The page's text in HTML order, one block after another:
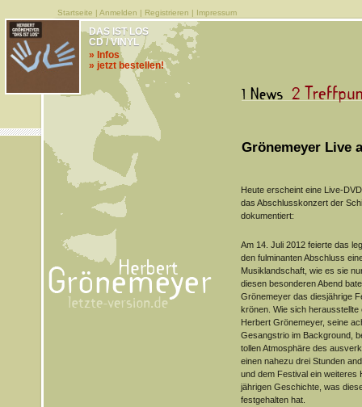
Startseite | Anmelden | Registrieren | Impressum
Grönemeyer Live
DAS IST LOS
CD / VINYL
» Infos
» jetzt bestellen!
Heute erscheint eine Live-
das Abschlusskonzert der
dokumentiert:
Am 14. Juli 2012 feierte das
den fulminanten Abschluss
Musiklandschaft, wie es sie
diesen besonderen Abend
Grönemeyer das diesjährige
krönen. Wie sich herausstellte
Herbert Grönemeyer, seine
Gesangstrio im Background,
tollen Atmosphäre des
einen nahezu drei Stunden
und dem Festival ein weiteres
jährigen Geschichte, was
festgehalten hat.